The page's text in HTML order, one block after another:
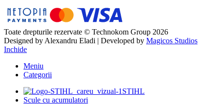
Toate drepturile rezervate © Technokom Group 2026
Designed byAlexandru Eladi | Developed by Magicos Studios
Inchide
Meniu
Categorii
STIHL
Scule cu acumulatori